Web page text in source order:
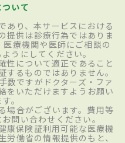
膜剥離
者の場合、加齢黄
ため、鑑別が必要
剤を用いた眼底検
て、黄斑に水ぶく
液性脈絡網膜症が
底造影という検査
いて
あり、本サービスにおける
提供は診療行為ではありま
療機関や医師にご相談の
うにしてください。
性について適正であること
るものではありません。
数ですがドクターズ・ファ
をいただけますようお願い
。
場合がございます。費用等
問い合わせください。
康保険証利用可能な医療機
働省の情報提供のもと、